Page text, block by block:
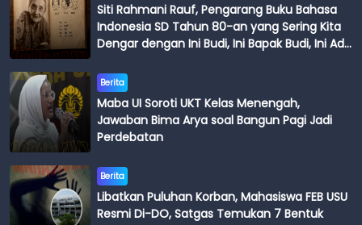
Siti Rahmani Rauf, Pengarang Buku Bahasa
Indonesia SD Tahun 80-an yang Sering Kita
Dengar dengan Ini Budi, Ini Bapak Budi, Ini Adik
Berita
Maba UI Soroti UKT Kelas Menengah,
Jawaban Bima Arya soal Bangun Pagi Jadi
Perdebatan
Berita
Libatkan Puluhan Korban, Mahasiswa FEB USU
Resmi Di-DO, Satgas Temukan 7 Bentuk